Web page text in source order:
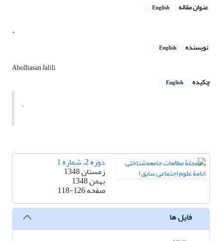
عنوان مقاله English
.
نویسنده English
Abolhasan Jalili
چکیده
English
.
دوره 2، شماره 1
زمستان 1348
بهمن 1348
صفحه118-126
فایل ها